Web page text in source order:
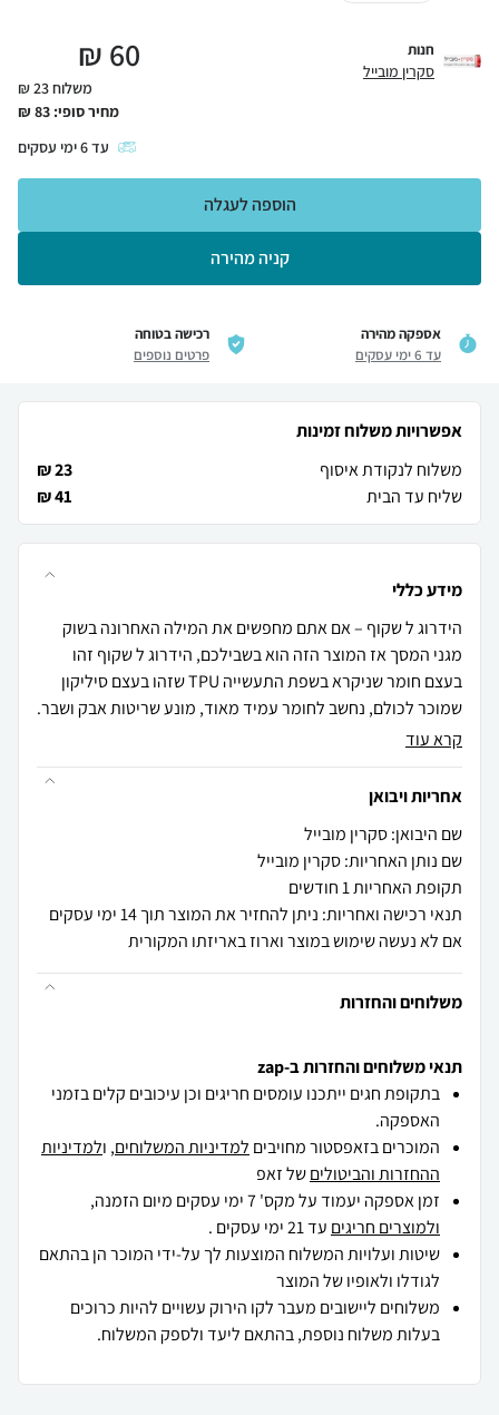
חנות
סקרין מובייל 60
₪
משלוח 23 ₪
מחיר סופי: 83
₪
עד6ימי עסקים
קניה מהירה
הוספה לעגלה
אספקה מהירה
עד 6 ימי עסקים
רכישה בטוחה
פרטים נוספים
אפשרויות משלוח זמינות
משלוח לנקודת איסוף
23 ₪
שליח עד הבית
41 ₪
מידע כללי
הידרוג ל שקוף – אם אתם מחפשים את המילה האחרונה בשוק
מגני המסך אז המוצר הזה הוא בשבילכם, הידרוג ל שקוף זהו
בעצם חומר שניקרא בשפת התעשייה TPU שזהו בעצם סיליקון
שמוכר לכולם, נחשב לחומר עמיד מאוד, מונע שריטות אבק ושבר.
קרא עוד
אחריות ויבואן
שם היבואן: סקרין מובייל
שם נותן האחריות: סקרין מובייל
תקופת האחריות 1 חודשים
תנאי רכישה ואחריות: ניתן להחזיר את המוצר תוך 14 ימי עסקים
אם לא נעשה שימוש במוצר וארוז באריזתו המקורית
משלוחים והחזרות
תנאי משלוחים והחזרות ב-zap
בתקופת חגים ייתכנו עומסים חריגים וכן עיכובים קלים בזמני
האספקה.
המוכרים בזאפסטור מחויבים למדיניות המשלוחים, ולמדיניות
ההחזרות והביטוליםשל זאפ
זמן אספקה יעמוד על מקס' 7 ימי עסקים מיום הזמנה,
ולמוצרים חריגים עד 21 ימי עסקים .
שיטות ועלויות המשלוח המוצעות לך על-ידי המוכר הן בהתאם
לגודלו ולאופיו של המוצר
משלוחים ליישובים מעבר לקו הירוק עשויים להיות כרוכים
בעלות משלוח נוספת, בהתאם ליעד ולספק המשלוח.